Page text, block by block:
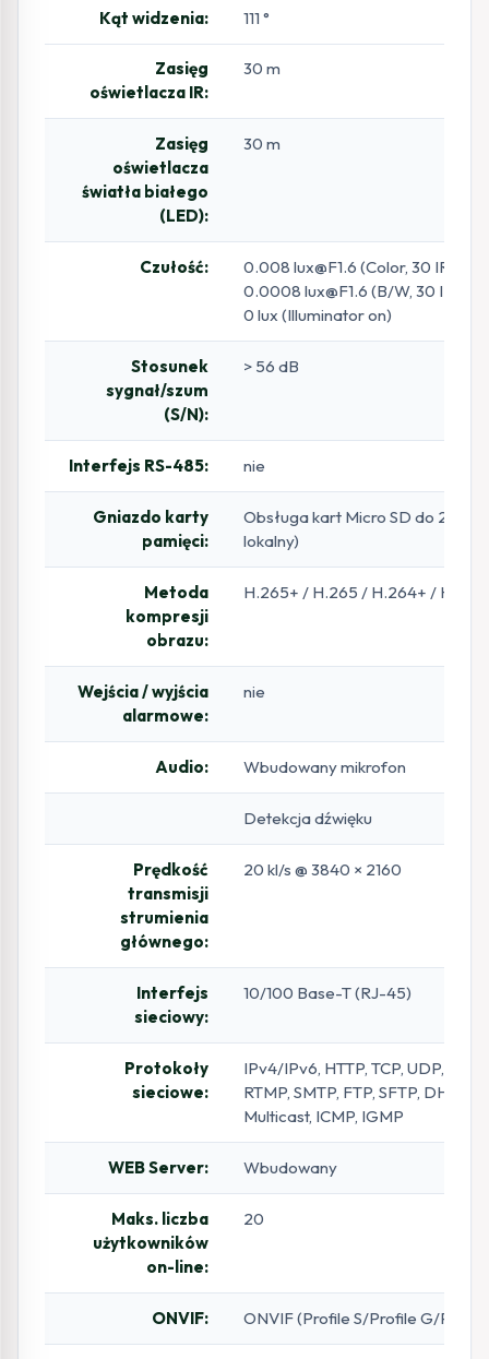
Kąt widzenia: 111 °
Zasięg
oświetlacza IR:
30 m
Zasięg
oświetlacza
światła białego
(LED):
30 m
Czułość:
0.008 lux@F1.6 (Color, 30 IRE)
0.0008 lux@F1.6 (B/W, 30 IRE)
0 lux (Illuminator on)
Stosunek
sygnał/szum
(S/N):
> 56 dB
Interfejs RS-485: nie
Gniazdo karty
pamięci:
Obsługa kart Micro SD do
lokalny)
Metoda
kompresji
obrazu:
H.265+ / H.265 / H.264+ / H.264
Wejścia / wyjścia
alarmowe:
nie
Audio: Wbudowany mikrofon
Detekcja dźwięku
Prędkość
transmisji
strumienia
głównego:
20 kl/s @ 3840 × 2160
Interfejs
sieciowy:
10/100 Base-T (RJ-45)
Protokoły
sieciowe:
IPv4/IPv6, HTTP, TCP, UDP, ARP,
RTMP, SMTP, FTP, SFTP, DHCP,
Multicast, ICMP, IGMP
WEB Server: Wbudowany
Maks. liczba
użytkowników
on-line:
20
ONVIF: ONVIF (Profile S/Profile G/